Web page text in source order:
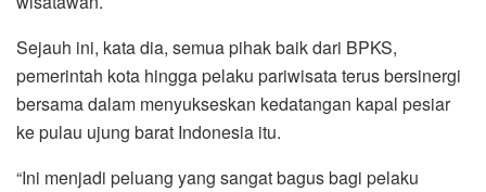
Sejauh ini, kata dia, semua pihak baik dari BPKS,
pemerintah kota hingga pelaku pariwisata terus bersinergi
bersama dalam menyukseskan kedatangan kapal pesiar
ke pulau ujung barat Indonesia itu.
“Ini menjadi peluang yang sangat bagus bagi pelaku